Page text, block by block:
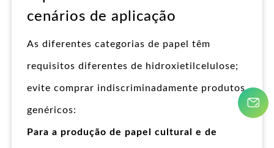
cenários de aplicação
As diferentes categorias de papel têm
requisitos diferentes de hidroxietilcelulose;
evite comprar indiscriminadamente produtos
genéricos:
Para a produção de papel cultural e de